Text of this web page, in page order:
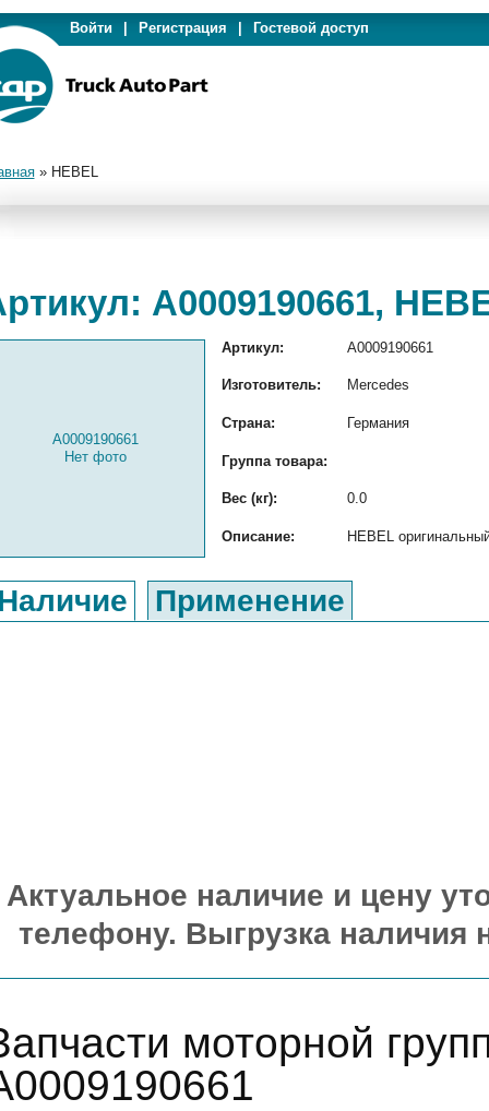
Войти Регистрация Гостевой доступ
» HEBEL
A0009190661,
A0009190661
Нет фото
Артикул: A0009190661
Изготовитель: Mercedes
Страна: Германия
Группа товара:
Вес (кг): 0.0
Описание: HEBEL
Применение
Актуальное наличие и цену
телефону. Выгрузка наличия
моторной